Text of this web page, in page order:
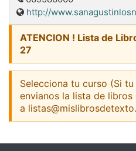
http://
ATENCION ! Lista de
27
Selecciona tu curso (Si
envianos la lista de libros
a